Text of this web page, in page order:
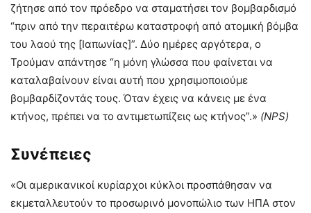
ζήτησε από τον πρόεδρο να σταματήσει τον βομβαρδισμό
“πριν από την περαιτέρω καταστροφή από ατομική βόμβα
του λαού της [Ιαπωνίας]”. Δύο ημέρες αργότερα, ο
Τρούμαν απάντησε “η μόνη γλώσσα που φαίνεται να
καταλαβαίνουν είναι αυτή που χρησιμοποιούμε
βομβαρδίζοντάς τους. Όταν έχεις να κάνεις με ένα
κτήνος, πρέπει να το αντιμετωπίζεις ως κτήνος”.» (NPS)
Συνέπειες
«Οι αμερικανικοί κυρίαρχοι κύκλοι προσπάθησαν να
εκμεταλλευτούν το προσωρινό μονοπώλιο των ΗΠΑ στον